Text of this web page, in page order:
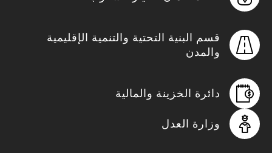
قسم البنية التحتية والتنمية الإقليمية
والمدن
دائرة الخزينة والمالية
وزارة العدل